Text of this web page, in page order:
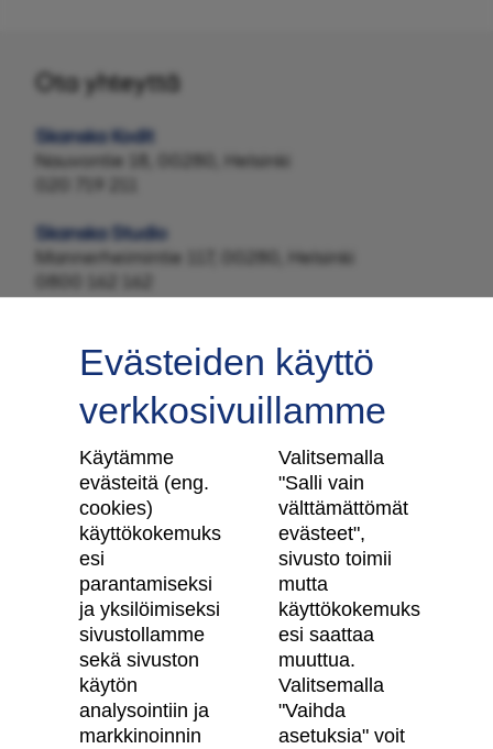
Ota yhteyttä
Skanska Kodit
Nauvontie 18, 00280, Helsinki
Skanska Studio
Mannerheimintie 117, 00280, Helsinki
0800 162 162
Tilaa uutiskirje
Skanska Kodit
Artikkelit
Digitaalinen asuntokauppa
Asiakkaiden kokemuksia meistä
Vastuullisuus
Evästeiden käyttö
verkkosivuillamme
Käytämme
evästeitä (eng.
cookies)
käyttökokemuks
esi
parantamiseksi
ja yksilöimiseksi
sivustollamme
sekä sivuston
käytön
analysointiin ja
markkinoinnin
Valitsemalla
"Salli vain
välttämättömät
evästeet",
sivusto toimii
mutta
käyttökokemuks
esi saattaa
muuttua.
Valitsemalla
"Vaihda
asetuksia" voit